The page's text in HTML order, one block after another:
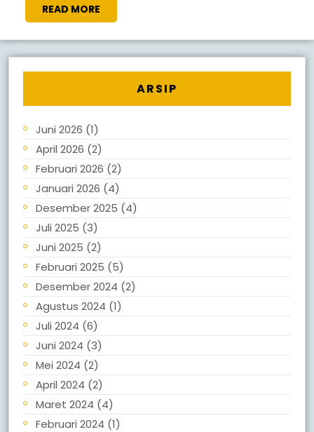
READ MORE
ARSIP
Juni 2026 (1)
April 2026 (2)
Februari 2026 (2)
Januari 2026 (4)
Desember 2025 (4)
Juli 2025 (3)
Juni 2025 (2)
Februari 2025 (5)
Desember 2024 (2)
Agustus 2024 (1)
Juli 2024 (6)
Juni 2024 (3)
Mei 2024 (2)
April 2024 (2)
Maret 2024 (4)
Februari 2024 (1)